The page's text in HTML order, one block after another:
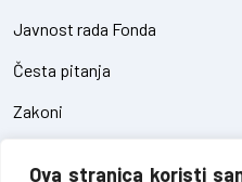
Ova stranica koristi
Javnost rada Fonda
Česta pitanja
Zakoni